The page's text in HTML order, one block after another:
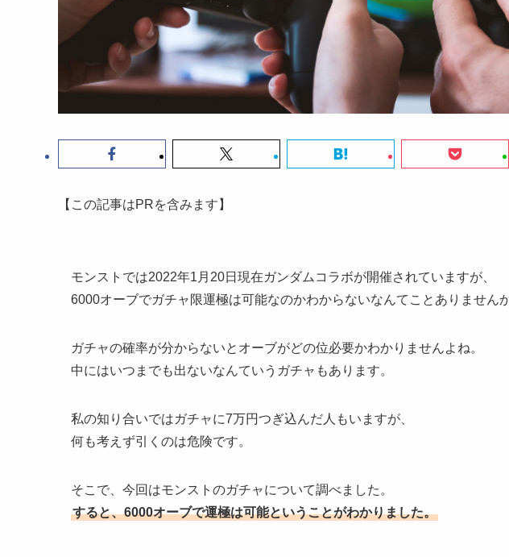
【この記事はPRを含みます】
モンストでは2022年1月20日現在ガンダムコラボが開催されていますが、
6000オーブでガチャ限運極は可能なのかわからないなんてことありません
ガチャの確率が分からないとオーブがどの位必要かわかりませんよね。
中にはいつまでも出ないなんていうガチャもあります。
私の知り合いではガチャに7万円つぎ込んだ人もいますが、
何も考えず引くのは危険です。
そこで、今回はモンストのガチャについて調べました。
すると、6000オーブで運極は可能ということがわかりました。